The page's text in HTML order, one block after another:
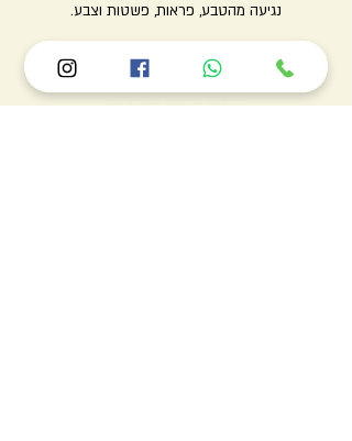
נגיעה מהטבע, פראות, פשטות וצבע.
כנסו לקטגוריה